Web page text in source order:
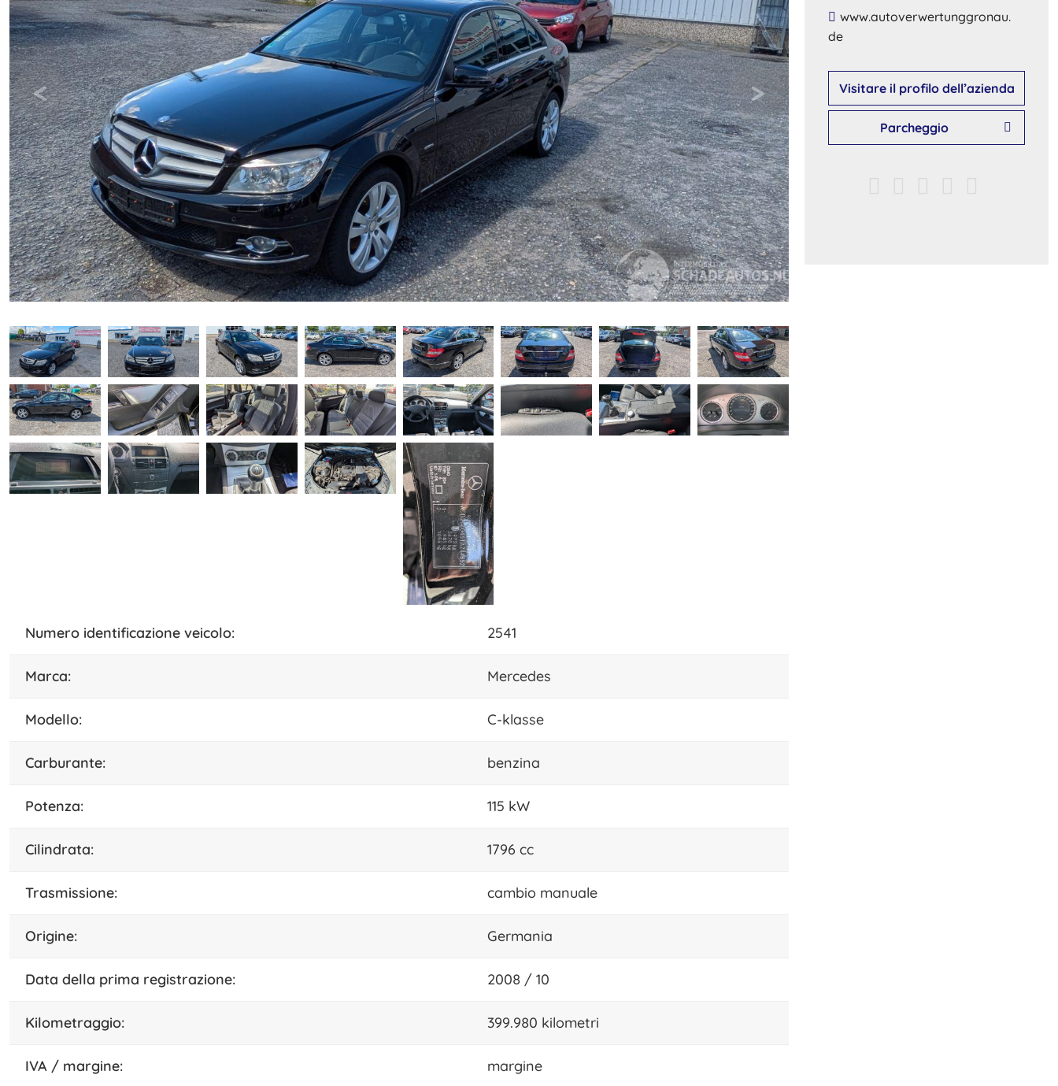
numero identificazione veicolo: 2541
marca: Mercedes
modello: C-klasse
carburante: benzina
potenza: 115 kW
cilindrata: 1796 cc
trasmissione: cambio manuale
origine: Germania
data della prima registrazione: 2008 / 10
kilometraggio: 399.980 kilometri
IVA / margine: margine
​www​.​autoverwertunggronau​.​
de​
Visitare il profilo dell’azienda
Parcheggio